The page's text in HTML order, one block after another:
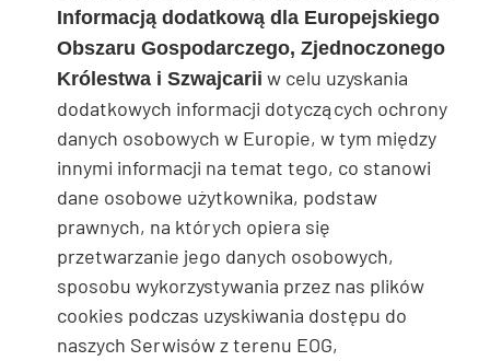
Informacją dodatkową dla Europejskiego
Obszaru Gospodarczego, Zjednoczonego
Królestwa i Szwajcarii w celu uzyskania
dodatkowych informacji dotyczących ochrony
danych osobowych w Europie, w tym między
innymi informacji na temat tego, co stanowi
dane osobowe użytkownika, podstaw
prawnych, na których opiera się
przetwarzanie jego danych osobowych,
sposobu wykorzystywania przez nas plików
cookies podczas uzyskiwania dostępu do
naszych Serwisów z terenu EOG,